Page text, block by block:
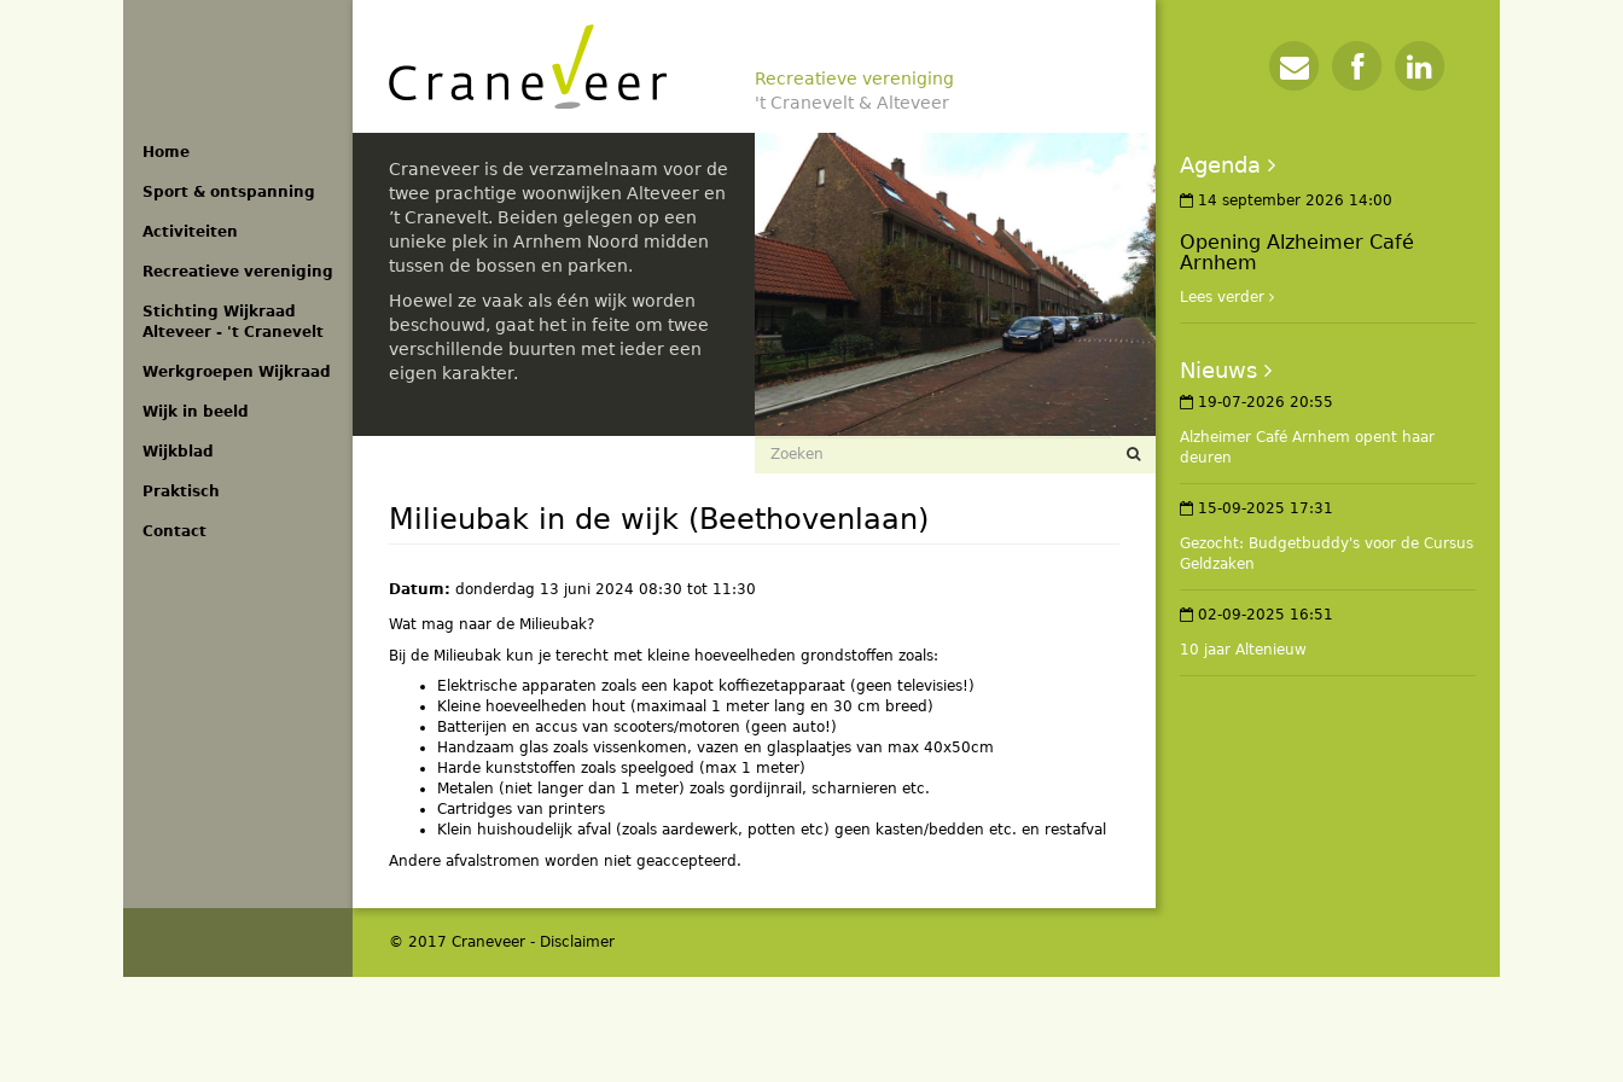
Home
Sport & ontspanning
Activiteiten
Recreatieve vereniging
Stichting Wijkraad
Alteveer - 't Cranevelt
Werkgroepen Wijkraad
Wijk in beeld
Wijkblad
Praktisch
Contact
Recreatieve vereniging
't Cranevelt & Alteveer
Craneveer is de verzamelnaam voor de
twee prachtige woonwijken Alteveer en
’t Cranevelt. Beiden gelegen op een
unieke plek in Arnhem Noord midden
tussen de bossen en parken.
Hoewel ze vaak als één wijk worden
beschouwd, gaat het in feite om twee
verschillende buurten met ieder een
eigen karakter.
Zoekveld
Milieubak in de wijk (Beethovenlaan)
Datum: donderdag 13 juni 2024 08:30 tot 11:30
Wat mag naar de Milieubak?
Bij de Milieubak kun je terecht met kleine hoeveelheden grondstoffen zoals:
Elektrische apparaten zoals een kapot koffiezetapparaat (geen televisies!)
Kleine hoeveelheden hout (maximaal 1 meter lang en 30 cm breed)
Batterijen en accus van scooters/motoren (geen auto!)
Handzaam glas zoals vissenkomen, vazen en glasplaatjes van max 40x50cm
Harde kunststoffen zoals speelgoed (max 1 meter)
Metalen (niet langer dan 1 meter) zoals gordijnrail, scharnieren etc.
Cartridges van printers
Klein huishoudelijk afval (zoals aardewerk, potten etc) geen kasten/bedden etc. en restafval
Andere afvalstromen worden niet geaccepteerd.
© 2017 Craneveer - Disclaimer
Agenda
14 september 2026 14:00
Opening Alzheimer Café
Arnhem
Lees verder
Nieuws
19-07-2026 20:55
Alzheimer Café Arnhem opent haar
deuren
15-09-2025 17:31
Gezocht: Budgetbuddy's voor de Cursus
Geldzaken
02-09-2025 16:51
10 jaar Altenieuw